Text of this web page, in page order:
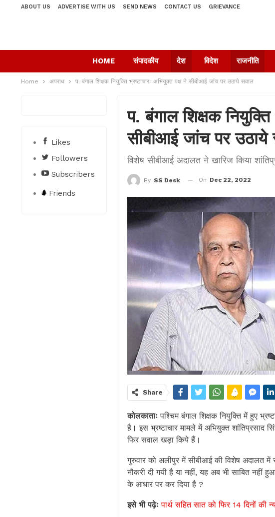
ABOUT US ADVERTISE WITH US SEND NEWS CONTACT US GRIEVANCE
HOME संपादकीय देश विदेश राजनीति
Home अपराध प. बंगाल शिक्षक नियुक्ति भ्रष्टाचारः अभियुक्त पक्ष ने सीबीआई जांच पर उठाये सवाल
प. बंगाल शिक्षक
सीबीआई जांच पर उठाये
विशेष सीबीआई अदालत ने खारिज किया
By SS Desk On Dec 22, 2022
Share
कोलकाताः पश्चिम बंगाल शिक्षक नियुक्ति में हुए
है। इस भ्रष्टाचार मामले में अभियुक्त शांतिप्रसाद
फिर सवाल खड़ा किये हैं।
गुरुवार को अलीपुर में सीबीआई की विशेष अदालत
नौकरी दी गयी है या नहीं, यह अब भी साबित
के आधार पर कर दिया है ?
इसे भी पढ़ेःपार्थ सहित सात को फिर 14 दिनों की
Likes
Followers
Subscribers
Friends